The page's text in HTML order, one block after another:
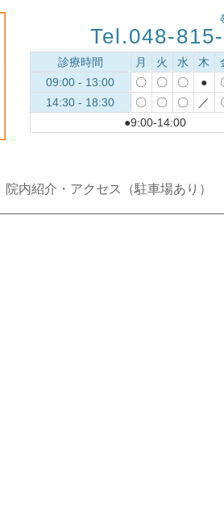
Tel.048-815-
診療時間 月 火 水 木
09:00 - 13:00
〇 〇 〇 ●
14:30 - 18:30
〇 〇 〇 ／
●9:00-14:00
院内紹介・アクセス（駐車場あり）